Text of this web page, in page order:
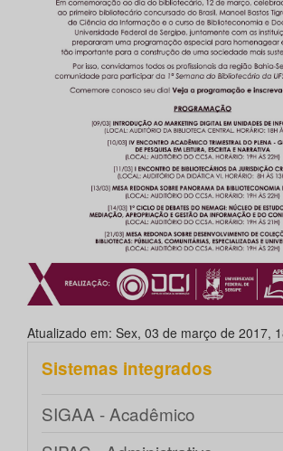
Atualizado em: Sex, 03 de março de 2017,
Sistemas integrados
SIGAA - Acadêmico